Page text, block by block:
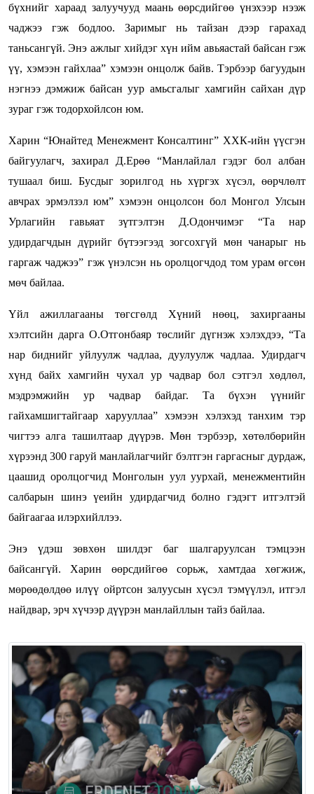
бүхнийг хараад залуучууд маань өөрсдийгөө үнэхээр нээж
чаджээ гэж бодлоо. Заримыг нь тайзан дээр гарахад
таньсангүй. Энэ ажлыг хийдэг хүн ийм авьяастай байсан гэж
үү, хэмээн гайхлаа” хэмээн онцолж байв. Тэрбээр багуудын
нэгнээ дэмжиж байсан уур амьсгалыг хамгийн сайхан дүр
зураг гэж тодорхойлсон юм.
Харин “Юнайтед Менежмент Консалтинг” ХХК-ийн үүсгэн
байгуулагч, захирал Д.Ерөө “Манлайлал гэдэг бол албан
тушаал биш. Бусдыг зорилгод нь хүргэх хүсэл, өөрчлөлт
авчрах эрмэлзэл юм” хэмээн онцолсон бол Монгол Улсын
Урлагийн гавьяат зүтгэлтэн Д.Одончимэг “Та нар
удирдагчдын дүрийг бүтээгээд зогсохгүй мөн чанарыг нь
гаргаж чаджээ” гэж үнэлсэн нь оролцогчдод том урам өгсөн
мөч байлаа.
Үйл ажиллагааны төгсгөлд Хүний нөөц, захиргааны
хэлтсийн дарга О.Отгонбаяр төслийг дүгнэж хэлэхдээ, “Та
нар биднийг уйлуулж чадлаа, дуулуулж чадлаа. Удирдагч
хүнд байх хамгийн чухал ур чадвар бол сэтгэл хөдлөл,
мэдрэмжийн ур чадвар байдаг. Та бүхэн үүнийг
гайхамшигтайгаар харууллаа” хэмээн хэлэхэд танхим тэр
чигтээ алга ташилтаар дүүрэв. Мөн тэрбээр, хөтөлбөрийн
хүрээнд 300 гаруй манлайлагчийг бэлтгэн гаргасныг дурдаж,
цаашид оролцогчид Монголын уул уурхай, менежментийн
салбарын шинэ үеийн удирдагчид болно гэдэгт итгэлтэй
байгаагаа илэрхийллээ.
Энэ үдэш зөвхөн шилдэг баг шалгаруулсан тэмцээн
байсангүй. Харин өөрсдийгөө сорьж, хамтдаа хөгжиж,
мөрөөдөлдөө илүү ойртсон залуусын хүсэл тэмүүлэл, итгэл
найдвар, эрч хүчээр дүүрэн манлайллын тайз байлаа.